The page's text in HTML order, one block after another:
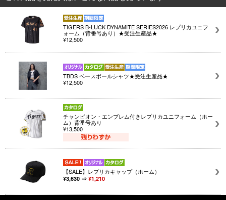
TIGERS B-LUCK DYNAMITE SERIES2026 レプリカユニフ
ォーム（背番号あり）★受注生産品★
¥12,500
TBDS ベースボールシャツ★受注生産品★
¥12,500
チャンピオン・エンブレム付きレプリカユニフォーム（ホー
ム）背番号あり
¥13,500
【SALE】レプリカキャップ（ホーム）
¥3,630 ⇒ ¥1,210